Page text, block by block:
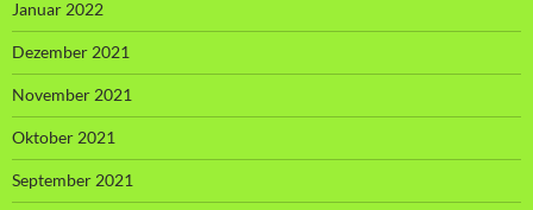
Januar 2022
Dezember 2021
November 2021
Oktober 2021
September 2021